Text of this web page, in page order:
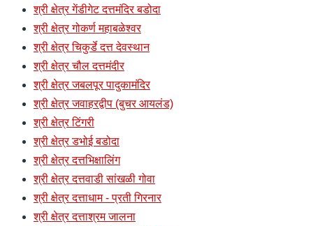
श्री क्षेत्र गेंडीगेट दत्तमंदिर बडोदा
श्री क्षेत्र गोकर्ण महाबळेश्वर
श्री क्षेत्र चिकुर्डे दत्त देवस्थान
श्री क्षेत्र चौल दत्तमंदीर
श्री क्षेत्र जबलपूर पादुकामंदिर
श्री क्षेत्र जवाहरद्वीप (बुचर आयलंड)
श्री क्षेत्र टिंगरी
श्री क्षेत्र डभोई बडोदा
श्री क्षेत्र दत्तभिक्षालिंग
श्री क्षेत्र दत्तवाडी सांखळी गोवा
श्री क्षेत्र दत्ताधाम - प्रती गिरनार
श्री क्षेत्र दत्ताश्रम जालना